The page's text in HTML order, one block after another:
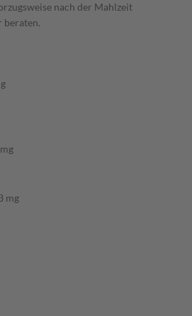
nach der Mahlzeit
beraten.
mg